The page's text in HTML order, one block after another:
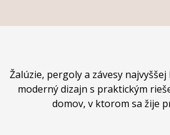
Žalúzie, pergoly a závesy
moderný dizajn s praktickým
domov, v ktorom sa žije